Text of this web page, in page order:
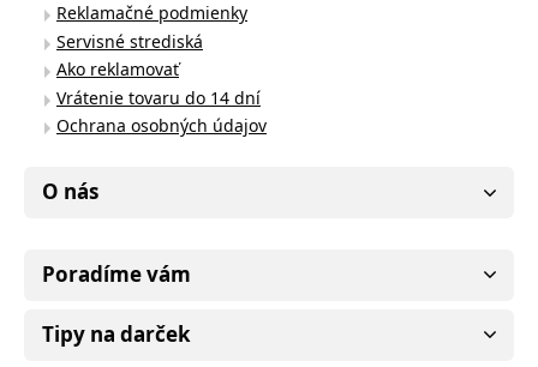
Reklamačné podmienky
Servisné strediská
Ako reklamovať
Vrátenie tovaru do 14 dní
Ochrana osobných údajov
O nás
Poradíme vám
Tipy na darček